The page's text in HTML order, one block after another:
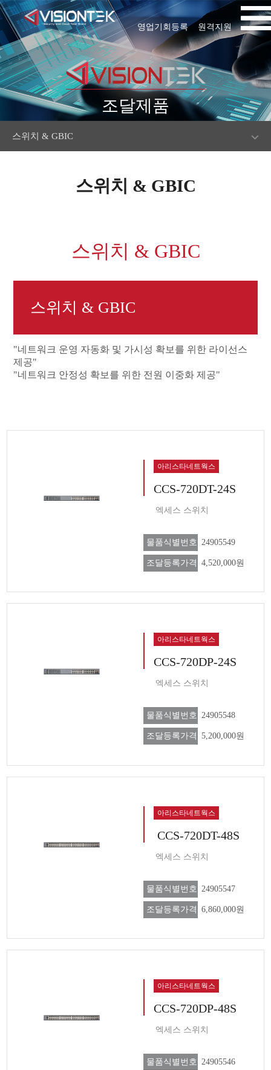
원격지원
영업기회등록
조달제품
스위치 & GBIC
스위치 & GBIC
스위치 & GBIC
스위치 & GBIC
"네트워크 운영 자동화 및 가시성 확보를 위한 라이선스
제공"
"네트워크 안정성 확보를 위한 전원 이중화 제공"
아리스타네트웍스
CCS-720DT-24S
엑세스 스위치
물품식별번호 24905549
조달등록가격 4,520,000원
아리스타네트웍스
CCS-720DP-24S
엑세스 스위치
물품식별번호 24905548
조달등록가격 5,200,000원
아리스타네트웍스
CCS-720DT-48S
엑세스 스위치
물품식별번호 24905547
조달등록가격 6,860,000원
아리스타네트웍스
CCS-720DP-48S
엑세스 스위치
물품식별번호 24905546